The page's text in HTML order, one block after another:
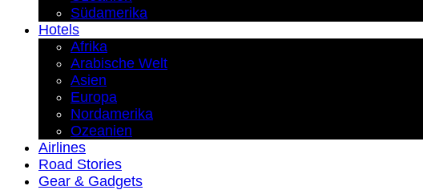
Südamerika
Hotels
Afrika
Arabische Welt
Asien
Europa
Nordamerika
Ozeanien
Airlines
Road Stories
Gear & Gadgets